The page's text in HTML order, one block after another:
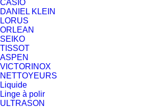
CASIO
DANIEL KLEIN
LORUS
ORLEAN
SEIKO
TISSOT
ASPEN
VICTORINOX
NETTOYEURS
Liquide
Linge à polir
ULTRASON